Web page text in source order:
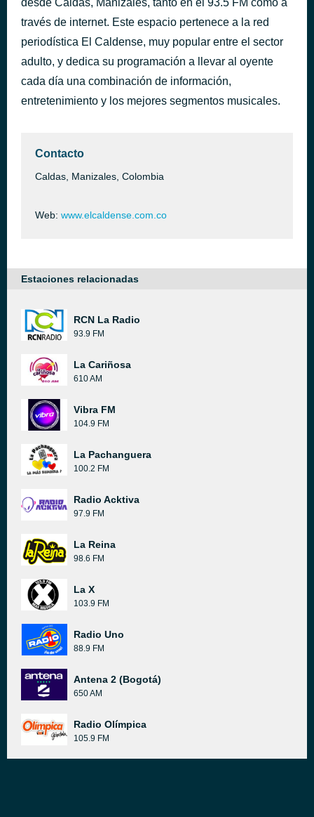
NO TE APARTES DE MI- VICENTICO -LETRA(version original)(MP3_320K) hace 52 minutos
desde Caldas, Manizales, tanto en el 93.5 FM como a
través de internet. Este espacio pertenece a la red
periodística El Caldense, muy popular entre el sector
adulto, y dedica su programación a llevar al oyente
cada día una combinación de información,
entretenimiento y los mejores segmentos musicales.
Contacto
Caldas, Manizales, Colombia
Web: www.elcaldense.com.co
Estaciones relacionadas
RCN La Radio
93.9 FM
La Cariñosa
610 AM
Vibra FM
104.9 FM
La Pachanguera
100.2 FM
Radio Acktiva
97.9 FM
La Reina
98.6 FM
La X
103.9 FM
Radio Uno
88.9 FM
Antena 2 (Bogotá)
650 AM
Radio Olímpica
105.9 FM